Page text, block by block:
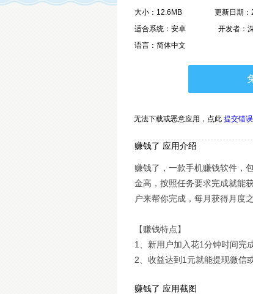
大小：12.6MB 更新日期
适合系统：安卓
开发者：
语言：简体中文
无法下载或恶意应用， 点此 提交错误
赚钱了 应用介绍
赚钱了，一款手机赚钱软件，
金高，按照任务要求完成就能
户来帮你完成，每月获得月度
【赚钱特点】
1、新用户加入花1分钟时间完
2、收益达到1元就能提现微信
赚钱了 应用截图